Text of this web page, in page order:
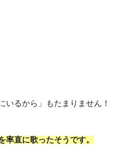
いるから」もたまりません！
率直に歌ったそうです。